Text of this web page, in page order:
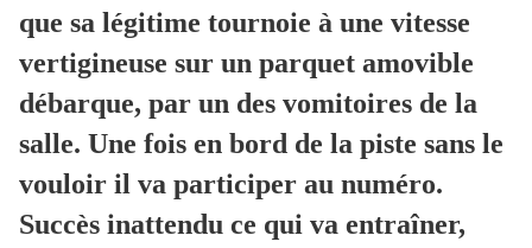
que sa légitime tournoie à une vitesse
vertigineuse sur un parquet amovible
débarque, par un des vomitoires de la
salle. Une fois en bord de la piste sans le
vouloir il va participer au numéro.
Succès inattendu ce qui va entraîner,